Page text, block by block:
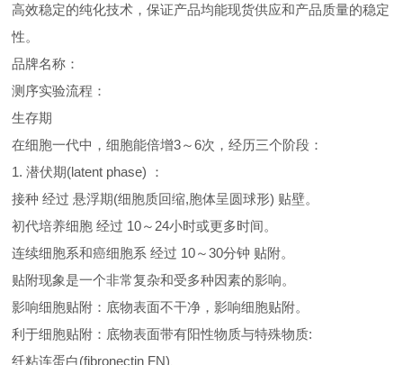
高效稳定的纯化技术，保证产品均能现货供应和产品质量的稳定
性。
品牌名称：
测序实验流程：
生存期
在细胞一代中，细胞能倍增3～6次，经历三个阶段：
1. 潜伏期(latent phase) ：
接种 经过 悬浮期(细胞质回缩,胞体呈圆球形) 贴壁。
初代培养细胞 经过 10～24小时或更多时间。
连续细胞系和癌细胞系 经过 10～30分钟 贴附。
贴附现象是一个非常复杂和受多种因素的影响。
影响细胞贴附：底物表面不干净，影响细胞贴附。
利于细胞贴附：底物表面带有阳性物质与特殊物质:
纤粘连蛋白(fibronectin FN)、